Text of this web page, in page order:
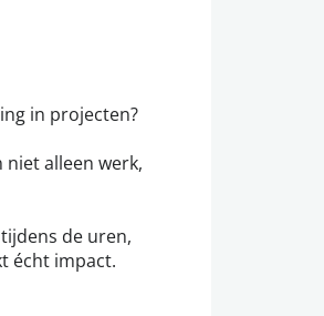
in projecten?
niet alleen werk,
de uren,
écht impact.